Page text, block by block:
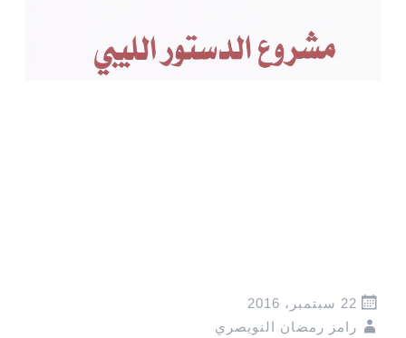
22 سبتمبر، 2016
رامز رمضان النويصري